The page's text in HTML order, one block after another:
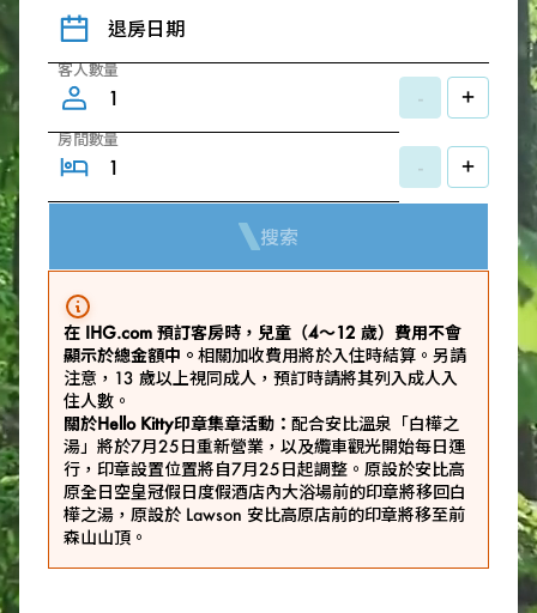
退房日期
客人數量
- +
房間數量
- +
搜索
在 IHG.com 預訂客房時，兒童（4～12 歲）費用不會
顯示於總金額中。 相關加收費用將於入住時結算。另請
注意，13 歲以上視同成人，預訂時請將其列入成人入
住人數。
關於Hello Kitty印章集章活動： 配合安比溫泉「白樺之
湯」將於7月25日重新營業，以及纜車觀光開始每日運
行，印章設置位置將自7月25日起調整。原設於安比高
原全日空皇冠假日度假酒店內大浴場前的印章將移回白
樺之湯，原設於 Lawson 安比高原店前的印章將移至前
森山山頂。